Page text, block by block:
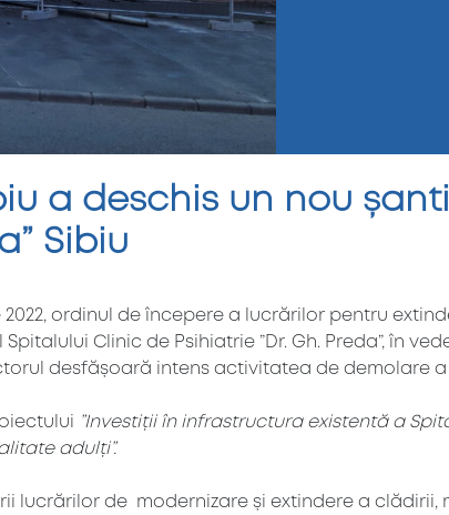
a deschis un nou
Sibiu
2022, ordinul de începere a lucrărilor pentru
Clinic de Psihiatrie ”Dr. Gh. Preda”, în
desfășoară intens activitatea de demolare
”Investiții în infrastructura existentă a
adulți”.
lucrărilor de modernizare și extindere a